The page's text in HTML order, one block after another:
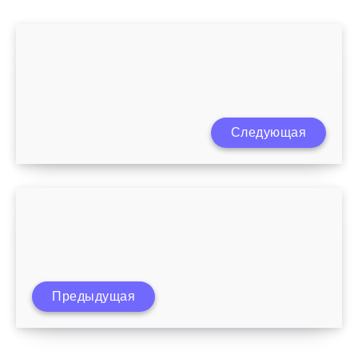
Ветряная оспа у детей до года Следующая
Загиб желчного пузыря у ребенка
Предыдущая